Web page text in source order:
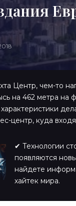
Центр, чем-то
на 462 метра на
центр, куда
✔ Технологии
появляются
найдете
хайтек мира.